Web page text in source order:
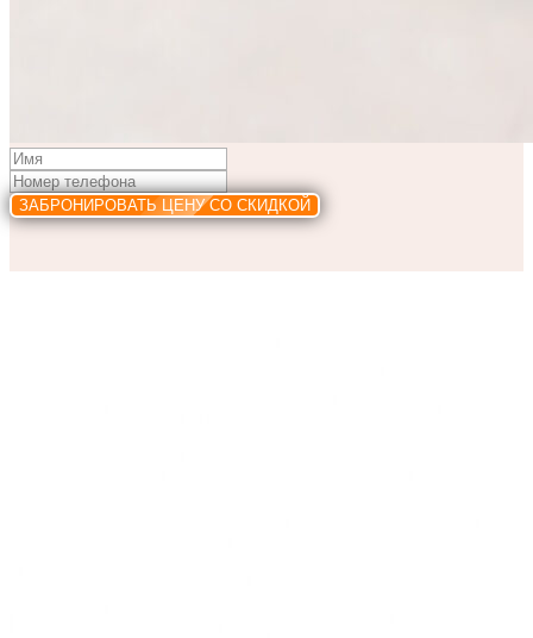
ЗАБРОНИРОВАТЬ ЦЕНУ СО СКИДКОЙ